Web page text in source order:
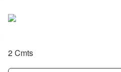
2 Cmts